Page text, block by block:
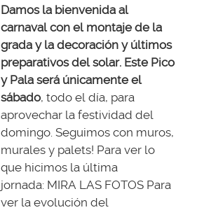
Damos la bienvenida al
carnaval con el montaje de la
grada y la decoración y últimos
preparativos del solar. Este Pico
y Pala será únicamente el
sábado, todo el día, para
aprovechar la festividad del
domingo. Seguimos con muros,
murales y palets! Para ver lo
que hicimos la última
jornada: MIRA LAS FOTOS Para
ver la evolución del